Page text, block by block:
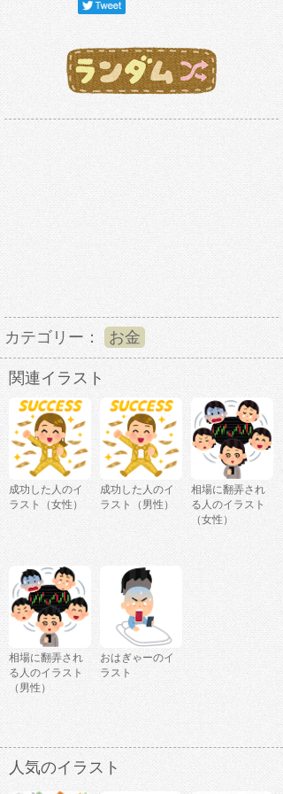
カテゴリー： お金
関連イラスト
成功した人のイ
ラスト（女性）
成功した人のイ
ラスト（男性）
相場に翻弄され
る人のイラスト
（女性）
相場に翻弄され
る人のイラスト
（男性）
おはぎゃーのイ
ラスト
人気のイラスト